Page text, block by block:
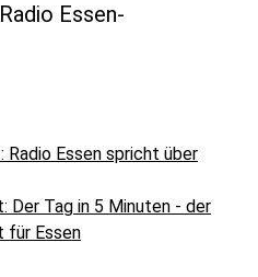
Essen-
Essen spricht über
Der Tag in 5 Minuten - der
für Essen